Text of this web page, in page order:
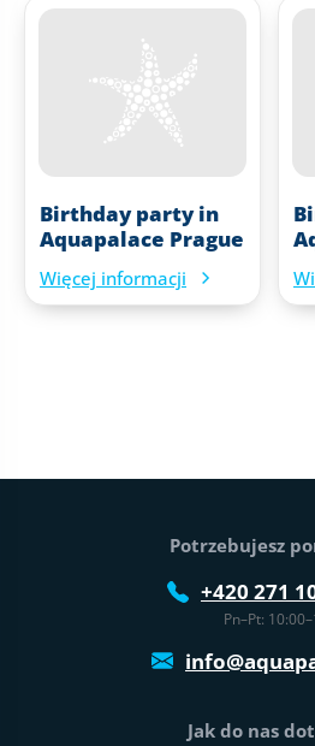
Birthday party in
Aquapalace Prague
Więcej informacji
Stopka strony
Potrzebujesz
+420 271
Pn–Pt:
Jak do nas